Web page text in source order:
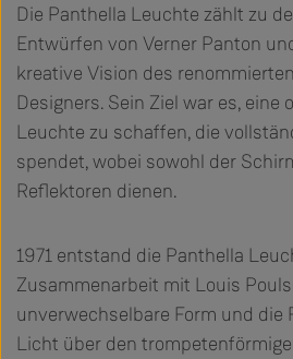
Die Panthella Leuchte zählt zu
Entwürfen von Verner Panton
kreative Vision des
Designers. Sein Ziel war es, eine
Leuchte zu schaffen, die
spendet, wobei sowohl der
Reflektoren dienen.
1971 entstand die Panthella
Zusammenarbeit mit Louis
unverwechselbare Form und die
Licht über den